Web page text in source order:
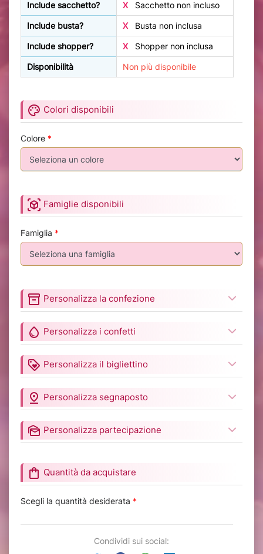
Include sacchetto? X Sacchetto non incluso
Include busta? X Busta non inclusa
Include shopper? X Shopper non inclusa
Disponibilità Non più disponibile
palette Colori disponibili
Colore *
view_in_ar Famiglie disponibili
Famiglia *
inventory_2 Personalizza la confezione
water_drop Personalizza i confetti
loyalty Personalizza il bigliettino
pin_drop Personalizza segnaposto
mark_as_unread Personalizza partecipazione
shopping_bag Quantità da acquistare
Scegli la quantità desiderata *
Condividi sui social: